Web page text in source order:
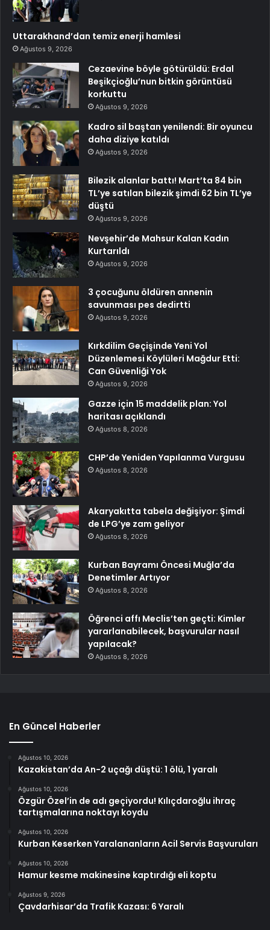
Uttarakhand’dan temiz enerji hamlesi
Ağustos 9, 2026
Cezaevine böyle götürüldü: Erdal
Beşikçioğlu’nun bitkin görüntüsü
korkuttu
Ağustos 9, 2026
Kadro sil baştan yenilendi: Bir oyuncu
daha diziye katıldı
Ağustos 9, 2026
Bilezik alanlar battı! Mart’ta 84 bin
TL’ye satılan bilezik şimdi 62 bin TL’ye
düştü
Ağustos 9, 2026
Nevşehir’de Mahsur Kalan Kadın
Kurtarıldı
Ağustos 9, 2026
3 çocuğunu öldüren annenin
savunması pes dedirtti
Ağustos 9, 2026
Kırkdilim Geçişinde Yeni Yol
Düzenlemesi Köylüleri Mağdur Etti:
Can Güvenliği Yok
Ağustos 9, 2026
Gazze için 15 maddelik plan: Yol
haritası açıklandı
Ağustos 8, 2026
CHP’de Yeniden Yapılanma Vurgusu
Ağustos 8, 2026
Akaryakıtta tabela değişiyor: Şimdi
de LPG’ye zam geliyor
Ağustos 8, 2026
Kurban Bayramı Öncesi Muğla’da
Denetimler Artıyor
Ağustos 8, 2026
Öğrenci affı Meclis’ten geçti: Kimler
yararlanabilecek, başvurular nasıl
yapılacak?
Ağustos 8, 2026
En Güncel Haberler
Ağustos 10, 2026
Kazakistan’da An-2 uçağı düştü: 1 ölü, 1 yaralı
Ağustos 10, 2026
Özgür Özel’in de adı geçiyordu! Kılıçdaroğlu ihraç
tartışmalarına noktayı koydu
Ağustos 10, 2026
Kurban Keserken Yaralananların Acil Servis Başvuruları
Ağustos 10, 2026
Hamur kesme makinesine kaptırdığı eli koptu
Ağustos 9, 2026
Çavdarhisar’da Trafik Kazası: 6 Yaralı